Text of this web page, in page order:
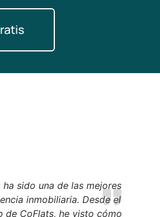
sido una de las mejores
inmobiliaria. Desde el
de CoFlats, he visto cómo